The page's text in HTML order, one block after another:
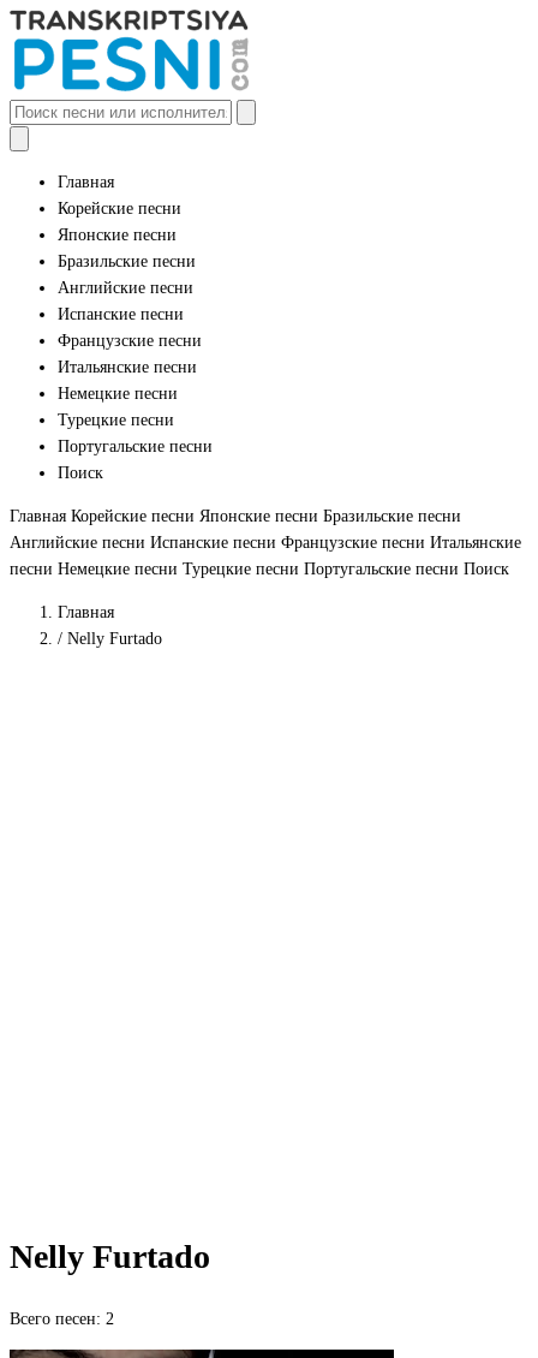
Главная
Корейские песни
Японские песни
Бразильские песни
Английские песни
Испанские песни
Французские песни
Итальянские песни
Немецкие песни
Турецкие песни
Португальские песни
Поиск
Главная Корейские песни Японские песни Бразильские песни
Английские песни Испанские песни Французские песни Итальянские
песни Немецкие песни Турецкие песни Португальские песни Поиск
Главная
/ Nelly Furtado
Nelly Furtado
Всего песен: 2